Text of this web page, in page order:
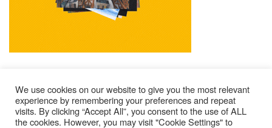
Mentions Légales Contacts
Où Trouver Poly ?
We use cookies on our website to give you the most relevant
experience by remembering your preferences and repeat
visits. By clicking “Accept All”, you consent to the use of ALL
the cookies. However, you may visit "Cookie Settings" to